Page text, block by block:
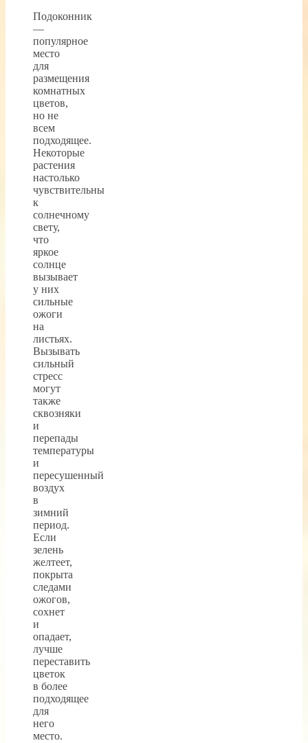
Подоконник
—
популярное
место
для
размещения
комнатных
цветов,
но не
всем
подходящее.
Некоторые
растения
настолько
чувствительны
к
солнечному
свету,
что
яркое
солнце
вызывает
у них
сильные
ожоги
на
листьях.
Вызывать
сильный
стресс
могут
также
сквозняки
и
перепады
температуры
и
пересушенный
воздух
в
зимний
период.
Если
зелень
желтеет,
покрыта
следами
ожогов,
сохнет
и
опадает,
лучше
переставить
цветок
в более
подходящее
для
него
место.